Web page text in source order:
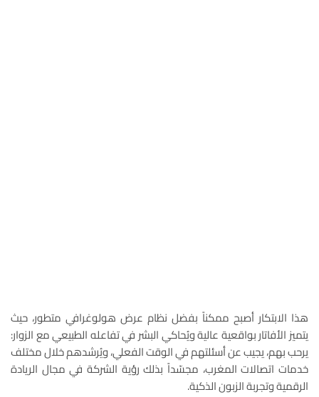
هذا الابتكار أصبح ممكناً بفضل نظام عرض هولوغرافي متطور، حيث
يتميز الأفاتار بواقعية عالية ويُحاكي البشر في تفاعله الطبيعي مع الزوار:
يرحب بهم، يجيب عن أسئلتهم في الوقت الفعلي، ويُرشدهم خلال مختلف
خدمات اتصالات المغرب، مجسّداً بذلك رؤية الشركة في مجال الريادة
الرقمية وتجربة الزبون الذكية.